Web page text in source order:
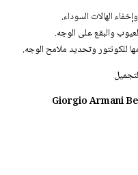
الهالات السوداء.
والبقع على الوجه.
وتحديد ملامح الوجه.